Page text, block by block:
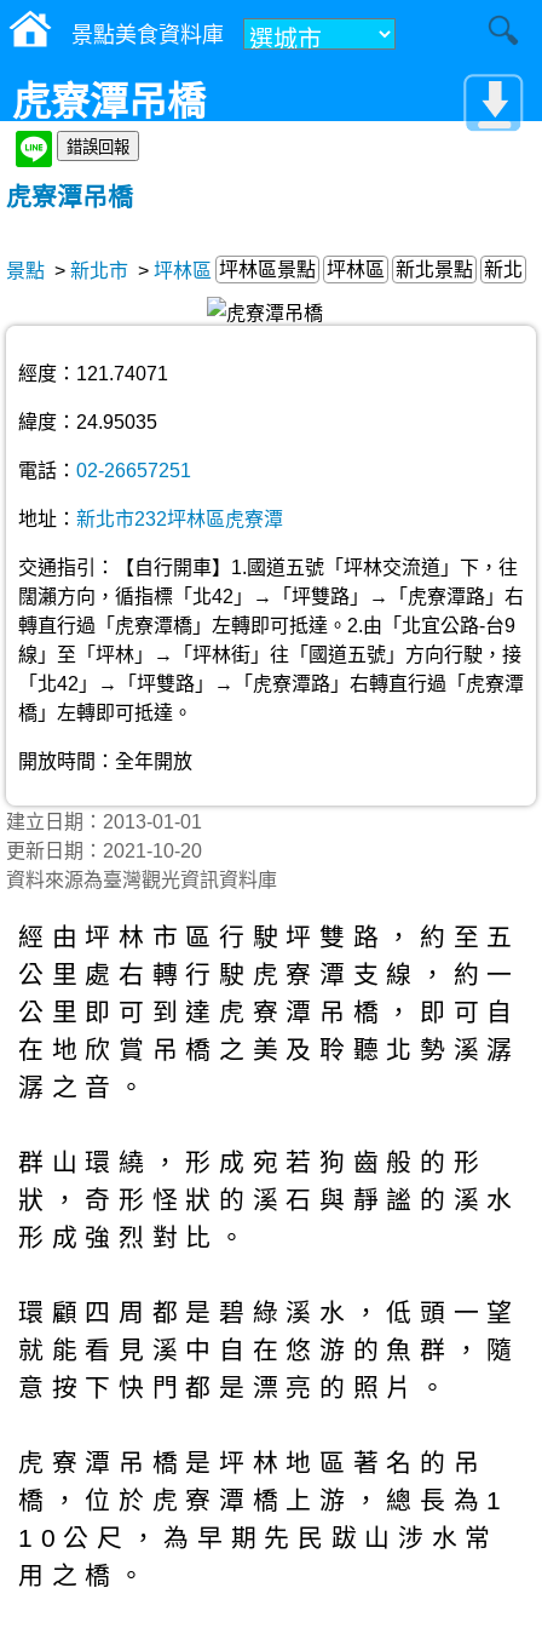
景點美食資料庫
虎寮潭吊橋
虎寮潭吊橋
景點 > 新北市 > 坪林區 坪林區景點 坪林區 新北景點 新北
經度：121.74071
緯度：24.95035
電話： 02-26657251
地址： 新北市232坪林區虎寮潭
交通指引：【自行開車】1.國道五號「坪林交流道」下，往
闊瀨方向，循指標「北42」→「坪雙路」→「虎寮潭路」右
轉直行過「虎寮潭橋」左轉即可抵達。2.由「北宜公路-台9
線」至「坪林」→「坪林街」往「國道五號」方向行駛，接
「北42」→「坪雙路」→「虎寮潭路」右轉直行過「虎寮潭
橋」左轉即可抵達。
開放時間：全年開放
建立日期：2013-01-01
更新日期：2021-10-20
資料來源為臺灣觀光資訊資料庫
經由坪林市區行駛坪雙路，約至五
公里處右轉行駛虎寮潭支線，約一
公里即可到達虎寮潭吊橋，即可自
在地欣賞吊橋之美及聆聽北勢溪潺
潺之音。
群山環繞，形成宛若狗齒般的形
狀，奇形怪狀的溪石與靜謐的溪水
形成強烈對比。
環顧四周都是碧綠溪水，低頭一望
就能看見溪中自在悠游的魚群，隨
意按下快門都是漂亮的照片。
虎寮潭吊橋是坪林地區著名的吊
橋，位於虎寮潭橋上游，總長為1
10公尺，為早期先民跋山涉水常
用之橋。